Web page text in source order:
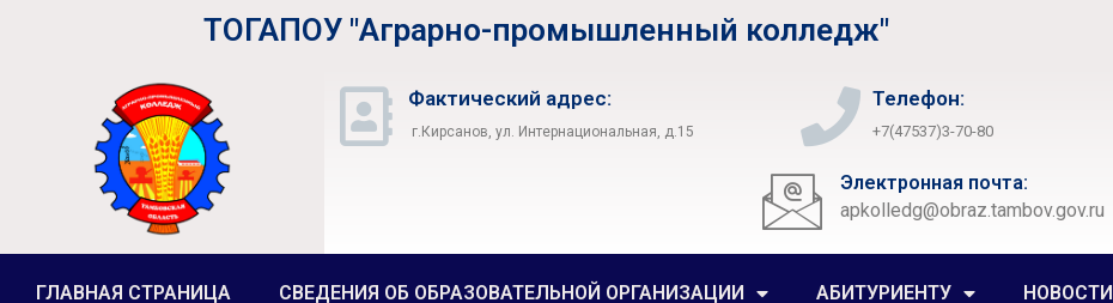
ТОГАПОУ "Аграрно-промышленный колледж"
Фактический адрес:
г.Кирсанов, ул. Интернациональная, д.15
Телефон:
+7(47537)3-70-80
Электронная почта:
apkolledg@obraz.tambov.gov.ru
ГЛАВНАЯ СТРАНИЦА СВЕДЕНИЯ ОБ ОБРАЗОВАТЕЛЬНОЙ ОРГАНИЗАЦИИ АБИТУРИЕНТУ НОВОСТИ